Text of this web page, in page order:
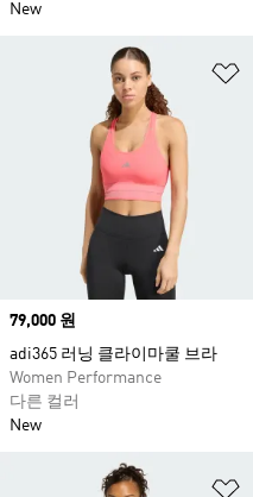
New
Price
79,000 원
adi365 러닝 클라이마쿨 브라
Women Performance
다른 컬러
New